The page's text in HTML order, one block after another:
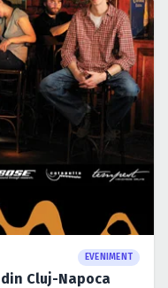
EVENIMENT
Cluj-Napoca